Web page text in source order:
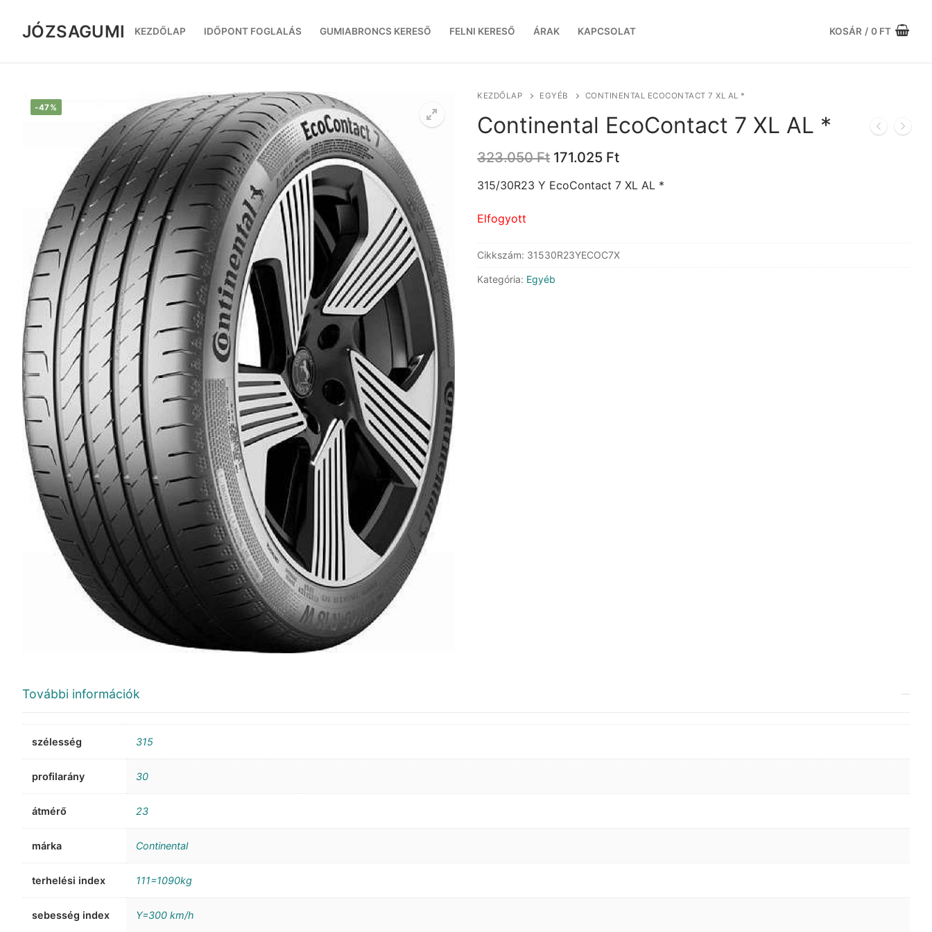
tartalomra
JÓZSAGUMI KEZDŐLAP IDŐPONT FOGLALÁS GUMIABRONCS KERESŐ FELNI KERESŐ ÁRAK KAPCSOLAT KOSÁR / 0 FT
-47%
KEZDŐLAP EGYÉB CONTINENTAL ECOCONTACT 7 XL AL *
Continental EcoContact 7 XL AL *
323.050Ft Original
was:
171.025 FtCurrent
is:
315/30R23 Y EcoContact 7 XL AL *
Elfogyott
Cikkszám: 31530R23YECOC7X
Kategória: Egyéb
További információk
szélesség 315
profilarány 30
átmérő 23
márka Continental
terhelési index 111=1090kg
sebesség index Y=300 km/h